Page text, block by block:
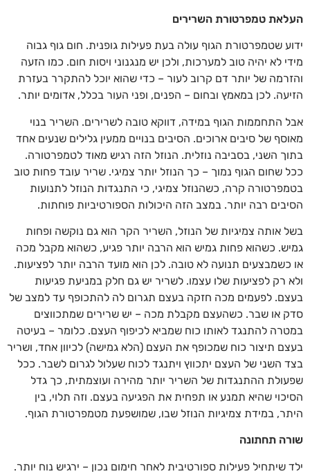
העלאת טמפרטורת השרירים
ידוע שטמפרטורת הגוף עולה בעת פעילות גופנית. חום גוף גבוה
מידי לא יהיה טוב למערכות, ולכן יש מנגנוני ויסות חום. כמו הזעה
והזרמה של יותר דם קרוב לעור – כדי שהוא יוכל להתקרר בעזרת
הזיעה. לכן במאמץ ובחום – הפנים, ופני העור בכלל, אדומים יותר.
אבל התחממות הגוף במידה, דווקא טובה לשרירים. השריר בנוי
מאוסף של סיבים ארוכים. הסיבים בנויים ממעין גלילים שנעים אחד
בתוך השני, בסביבה נוזלית. הנוזל הזה רגיש מאוד לטמפרטורה.
ככל שחום הגוף נמוך – כך הנוזל יותר צמיגי. שריר עובד פחות טוב
בטמפרטורה קרה, כשהנוזל צמיגי, כי התנגדות הנוזל לתנועות
הסיבים רבה יותר. במצב הזה היכולות הספורטיביות פוחתות.
בשל אותה צמיגיות של הנוזל, השריר הקר הוא גם נוקשה ופחות
גמיש. כשהוא פחות גמיש הוא הרבה יותר פגיע, כשהוא מקבל מכה
או כשמבצעים תנועה לא טובה. לכן הוא מועד הרבה יותר לפציעות.
ולא רק לפציעות שלו עצמו. לשריר יש גם חלק במניעת פגיעות
בעצם. לפעמים מכה חזקה בעצם תגרום לה להתכופף עד למצב של
סדק או שבר. כשהעצם מקבלת מכה – יש שרירים שמתכווצים
במטרה להתנגד לאותו כוח שמביא לכיפוף העצם. כלומר – בעיטה
בעצם תיצור כוח שמכופף את העצם (הלא גמישה) לכיוון אחד, ושריר
בצד השני של העצם יתכווץ ויתנגד לכוח שעלול לגרום לשבר. ככל
שפעולת ההתנגדות של השריר יותר מהירה ועוצמתית, כך גדל
הסיכוי שהיא תמנע או תפחית את הפגיעה בעצם. וזה תלוי, בין
היתר, במידת צמיגיות הנוזל שבו, שמושפעת מטמפרטורת הגוף.
שורה תחתונה
ילד שיתחיל פעילות ספורטיבית לאחר חימום נכון – ירגיש נוח יותר.